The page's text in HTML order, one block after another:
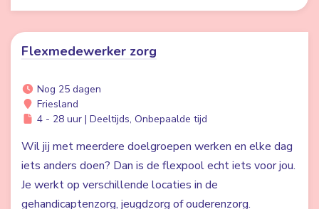
Flexmedewerker zorg
Nog 25 dagen
Friesland
4 - 28 uur | Deeltijds, Onbepaalde tijd
Wil jij met meerdere doelgroepen werken en elke dag
iets anders doen? Dan is de flexpool echt iets voor jou.
Je werkt op verschillende locaties in de
gehandicaptenzorg, jeugdzorg of ouderenzorg.